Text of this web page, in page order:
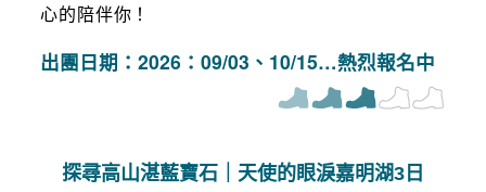
出團日期：2026：09/03、10/15…熱烈報名中
心的陪伴你！
探尋高山湛藍寶石｜天使的眼淚嘉明湖3日